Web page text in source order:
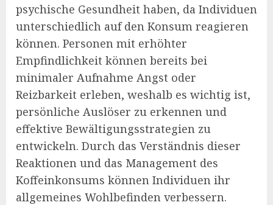
psychische Gesundheit haben, da Individuen
unterschiedlich auf den Konsum reagieren
können. Personen mit erhöhter
Empfindlichkeit können bereits bei
minimaler Aufnahme Angst oder
Reizbarkeit erleben, weshalb es wichtig ist,
persönliche Auslöser zu erkennen und
effektive Bewältigungsstrategien zu
entwickeln. Durch das Verständnis dieser
Reaktionen und das Management des
Koffeinkonsums können Individuen ihr
allgemeines Wohlbefinden verbessern.